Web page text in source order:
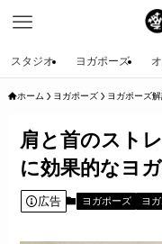
スタジオ ヨガポーズ
ホーム ヨガポーズ ヨガポーズ解
肩と首のスト
に効果的なヨ
広告 ヨガポーズ ヨ